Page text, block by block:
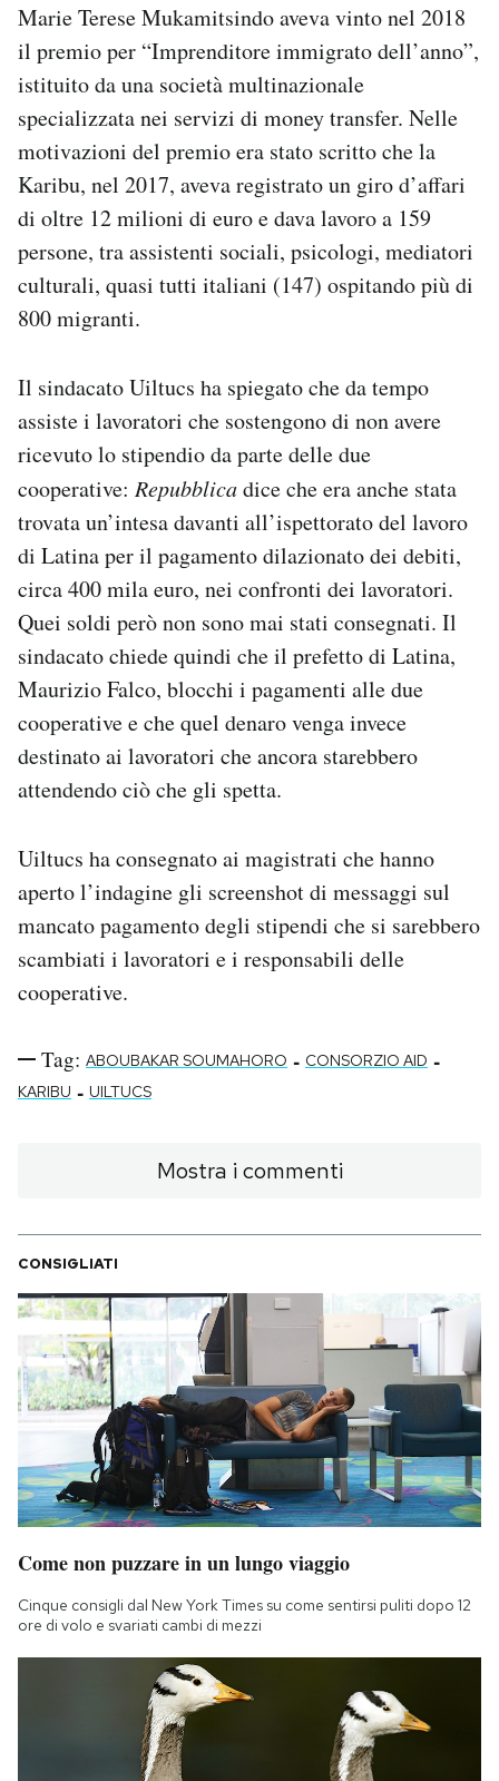
Marie Terese Mukamitsindo aveva vinto nel 2018
il premio per “Imprenditore immigrato dell’anno”,
istituito da una società multinazionale
specializzata nei servizi di money transfer. Nelle
motivazioni del premio era stato scritto che la
Karibu, nel 2017, aveva registrato un giro d’affari
di oltre 12 milioni di euro e dava lavoro a 159
persone, tra assistenti sociali, psicologi, mediatori
culturali, quasi tutti italiani (147) ospitando più di
800 migranti.
Il sindacato Uiltucs ha spiegato che da tempo
assiste i lavoratori che sostengono di non avere
ricevuto lo stipendio da parte delle due
cooperative: Repubblicadice che era anche stata
trovata un’intesa davanti all’ispettorato del lavoro
di Latina per il pagamento dilazionato dei debiti,
circa 400 mila euro, nei confronti dei lavoratori.
Quei soldi però non sono mai stati consegnati. Il
sindacato chiede quindi che il prefetto di Latina,
Maurizio Falco, blocchi i pagamenti alle due
cooperative e che quel denaro venga invece
destinato ai lavoratori che ancora starebbero
attendendo ciò che gli spetta.
Uiltucs ha consegnato ai magistrati che hanno
aperto l’indagine gli screenshot di messaggi sul
mancato pagamento degli stipendi che si sarebbero
scambiati i lavoratori e i responsabili delle
cooperative.
Tag: ABOUBAKAR SOUMAHORO - CONSORZIO AID -
KARIBU - UILTUCS
Mostra i commenti
CONSIGLIATI
Come non puzzare in un lungo viaggio
Cinque consigli dal New York Times su come sentirsi puliti dopo 12
ore di volo e svariati cambi di mezzi